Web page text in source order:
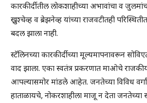
कारकीर्दीतील लोकशाहीच्या अभावांचा व
ख्रुश्चेव्ह व ब्रेझनेव्ह यांच्या राजवटीतही
बदल झाला नाही.
स्टॅलिनच्या कारकीर्दीच्या मूल्यमापनावरून
वाद झाला. एका स्वतंत्र प्रकरणात माओचे
आपल्यासमोर मांडले आहेत. जनतेच्या विविध
हाताळायचे, नोकरशाहीला माजू न देता जनतेच्या